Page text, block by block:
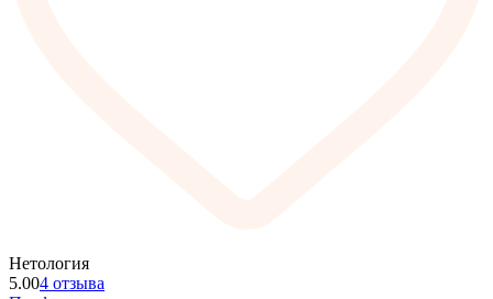
Нетология
5.004 отзыва